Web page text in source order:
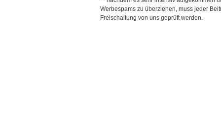
Werbespams zu überziehen, muss jeder
Freischaltung von uns geprüft werden.